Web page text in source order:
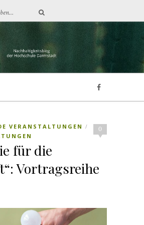
0
VERANSTALTUNGEN /
für die
Vortragsreihe